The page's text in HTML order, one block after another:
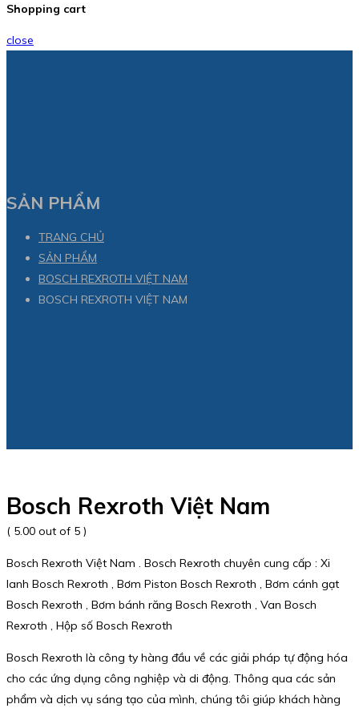
Shopping cart
close
SẢN PHẨM
TRANG CHỦ
SẢN PHẨM
BOSCH REXROTH VIỆT NAM
BOSCH REXROTH VIỆT NAM
Bosch Rexroth Việt Nam
( 5.00 out of 5 )
Bosch Rexroth Việt Nam . Bosch Rexroth chuyên cung cấp : Xi
lanh Bosch Rexroth , Bơm Piston Bosch Rexroth , Bơm cánh gạt
Bosch Rexroth , Bơm bánh răng Bosch Rexroth , Van Bosch
Rexroth , Hộp số Bosch Rexroth
Bosch Rexroth là công ty hàng đầu về các giải pháp tự động hóa
cho các ứng dụng công nghiệp và di động. Thông qua các sản
phẩm và dịch vụ sáng tạo của mình, chúng tôi giúp khách hàng